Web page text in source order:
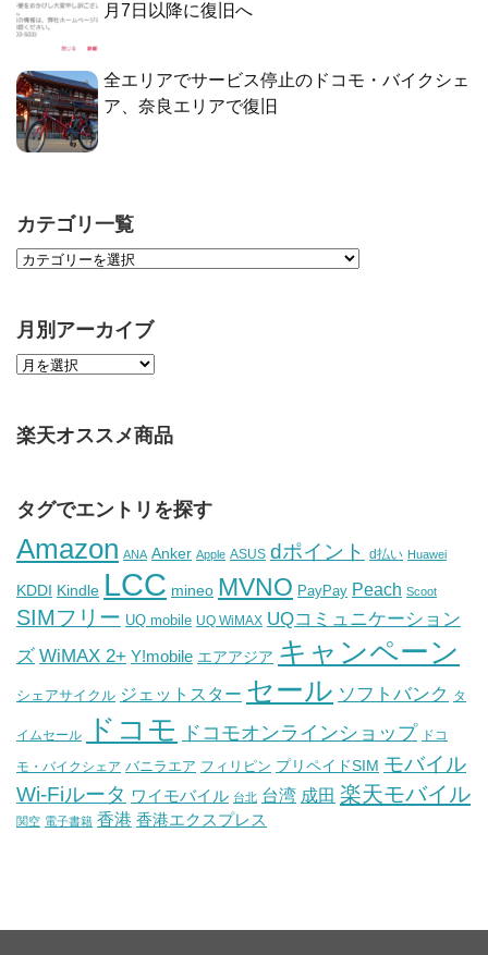
月7日以降に復旧へ
全エリアでサービス停止のドコモ・バイクシェ
ア、奈良エリアで復旧
カテゴリ一覧
月別アーカイブ
楽天オススメ商品
タグでエントリを探す
Amazon ANA Anker Apple ASUS dポイント d払い Huawei
KDDI Kindle LCC mineo MVNO PayPay Peach Scoot
SIMフリー UQ mobile UQ WiMAX UQコミュニケーション
ズ WiMAX 2+ Y!mobile エアアジア キャンペーン
シェアサイクル ジェットスター セール ソフトバンク タ
イムセール ドコモ ドコモオンラインショップ ドコ
モ・バイクシェア バニラエア フィリピン プリペイドSIM モバイル
Wi-Fiルータ ワイモバイル 台北 台湾 成田 楽天モバイル
関空 電子書籍 香港 香港エクスプレス